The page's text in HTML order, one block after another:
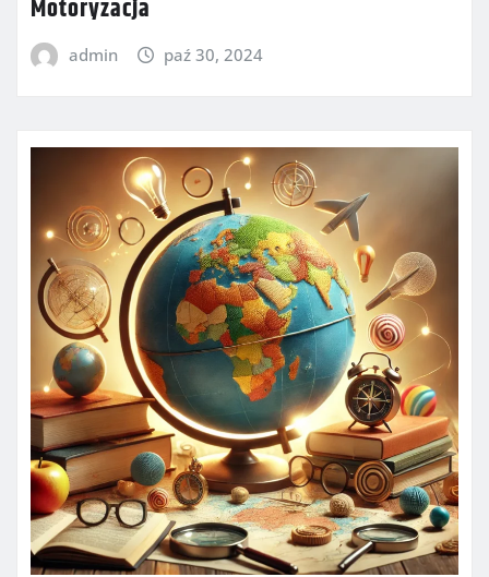
Motoryzacja
admin paź 30, 2024